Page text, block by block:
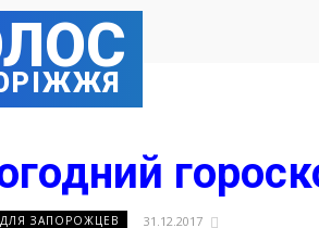
ЗАПОРОЖЦЕВ 31.12.2017